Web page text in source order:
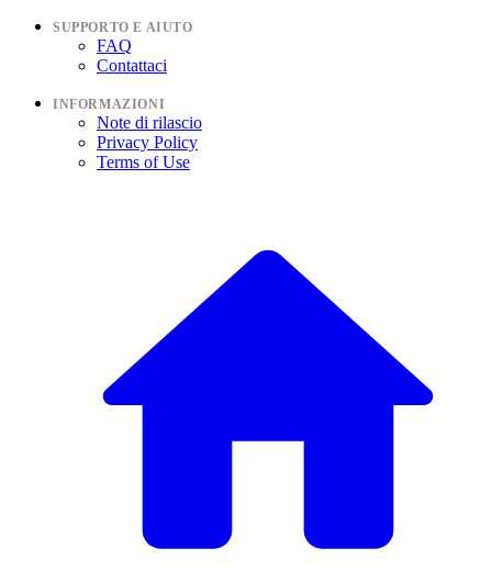
SUPPORTO E AIUTO
FAQ
Contattaci
INFORMAZIONI
Note di rilascio
Privacy Policy
Terms of Use